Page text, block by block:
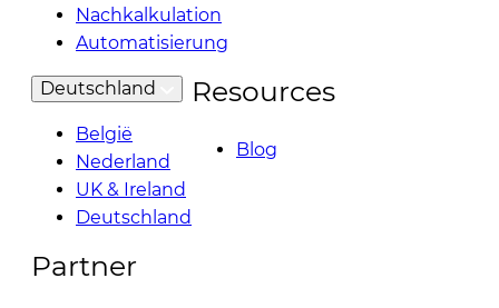
Nachkalkulation
Automatisierung
Deutschland
België
Nederland
UK & Ireland
Deutschland
Resources
Blog
Partner